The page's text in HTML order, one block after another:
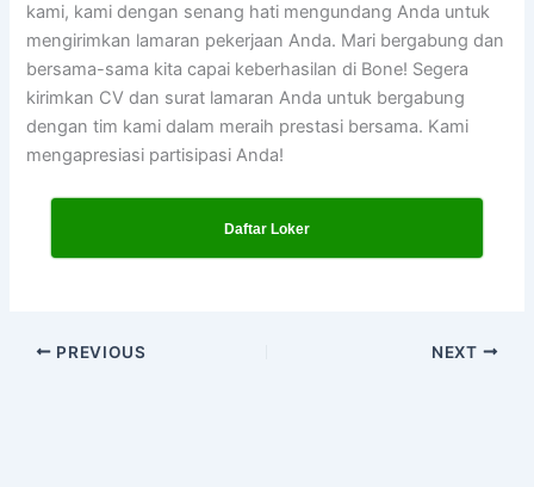
kami, kami dengan senang hati mengundang Anda untuk
mengirimkan lamaran pekerjaan Anda. Mari bergabung dan
bersama-sama kita capai keberhasilan di Bone! Segera
kirimkan CV dan surat lamaran Anda untuk bergabung
dengan tim kami dalam meraih prestasi bersama. Kami
mengapresiasi partisipasi Anda!
Daftar Loker
PREVIOUS NEXT